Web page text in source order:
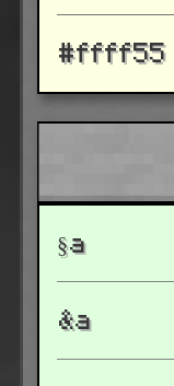
#ffff55
§a
&a